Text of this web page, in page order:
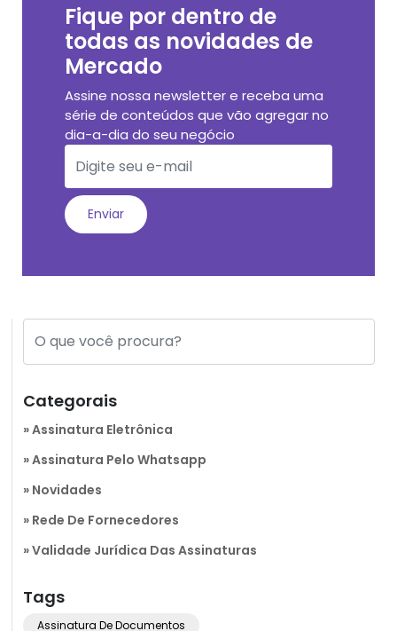
Fique por dentro de
todas as novidades de
Mercado
Assine nossa newsletter e receba uma
série de conteúdos que vão agregar no
dia-a-dia do seu negócio
Enviar
Categorais
Assinatura Eletrônica
Assinatura Pelo Whatsapp
Novidades
Rede De Fornecedores
Validade Jurídica Das Assinaturas
Tags
Assinatura De Documentos